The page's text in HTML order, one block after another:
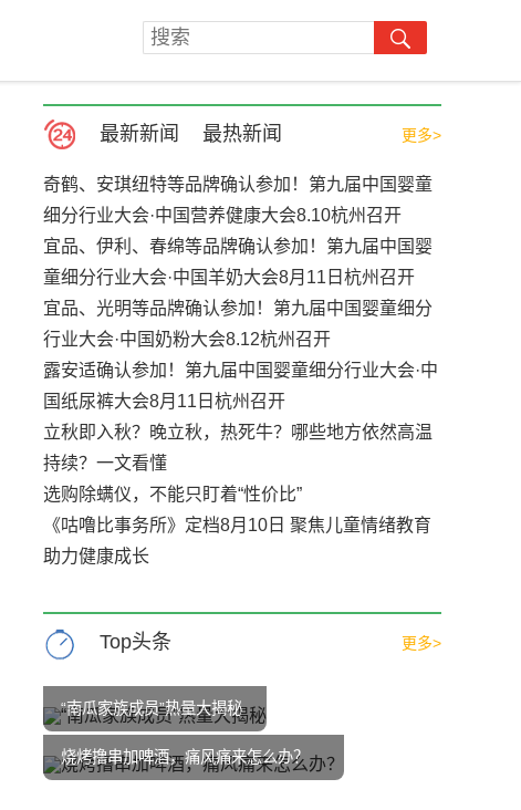
最新新闻 最热新闻 更多>
奇鹤、安琪纽特等品牌确认参加！第九届中国婴童
细分行业大会·中国营养健康大会8.10杭州召开
宜品、伊利、春绵等品牌确认参加！第九届中国婴
童细分行业大会·中国羊奶大会8月11日杭州召开
宜品、光明等品牌确认参加！第九届中国婴童细分
行业大会·中国奶粉大会8.12杭州召开
露安适确认参加！第九届中国婴童细分行业大会·中
国纸尿裤大会8月11日杭州召开
立秋即入秋？晚立秋，热死牛？哪些地方依然高温
持续？一文看懂
选购除螨仪，不能只盯着“性价比”
《咕噜比事务所》定档8月10日 聚焦儿童情绪教育
助力健康成长
Top头条 更多>
“南瓜家族成员”热量大揭秘
烧烤撸串加啤酒，痛风痛来怎么办？